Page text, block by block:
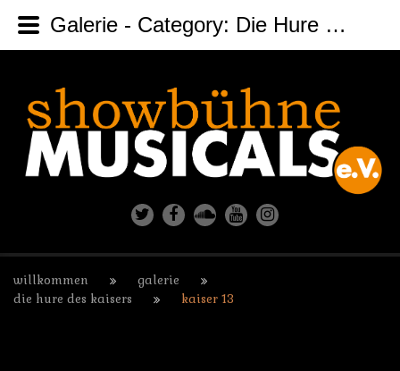
willkommen
galerie
die hure des kaisers
kaiser 13
Galerie - Category: Die Hure des Kaisers - Image: Kaiser 13